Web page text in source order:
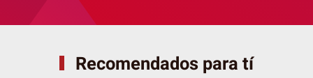
Recomendados para tí